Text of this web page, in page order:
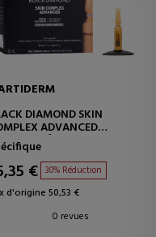
DIAMOND SKIN
ADVANCED
ANTI-ÂGE -
€ 30% Réduction
d'origine 50,53 €
0 revues